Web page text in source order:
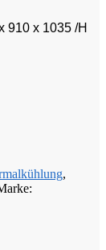
910 x 1035 /H
,